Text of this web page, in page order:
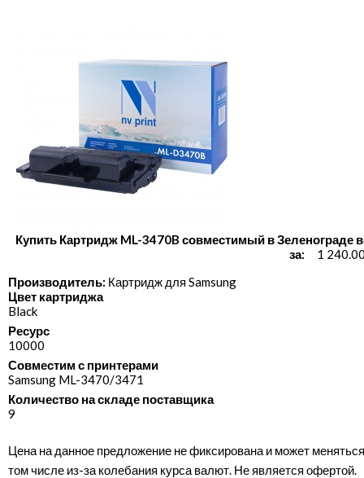
Купить Картридж ML-3470B совместимый в Зеленограде
за:
1
Производитель: Картридж для Samsung
Цвет картриджа
Black
Ресурс
10000
Совместим с принтерами
Samsung ML-3470/​3471
Количество на складе поставщика
9
Цена на данное предложение не фиксирована и может
том числе из-за колебания курса валют. Не является офертой.